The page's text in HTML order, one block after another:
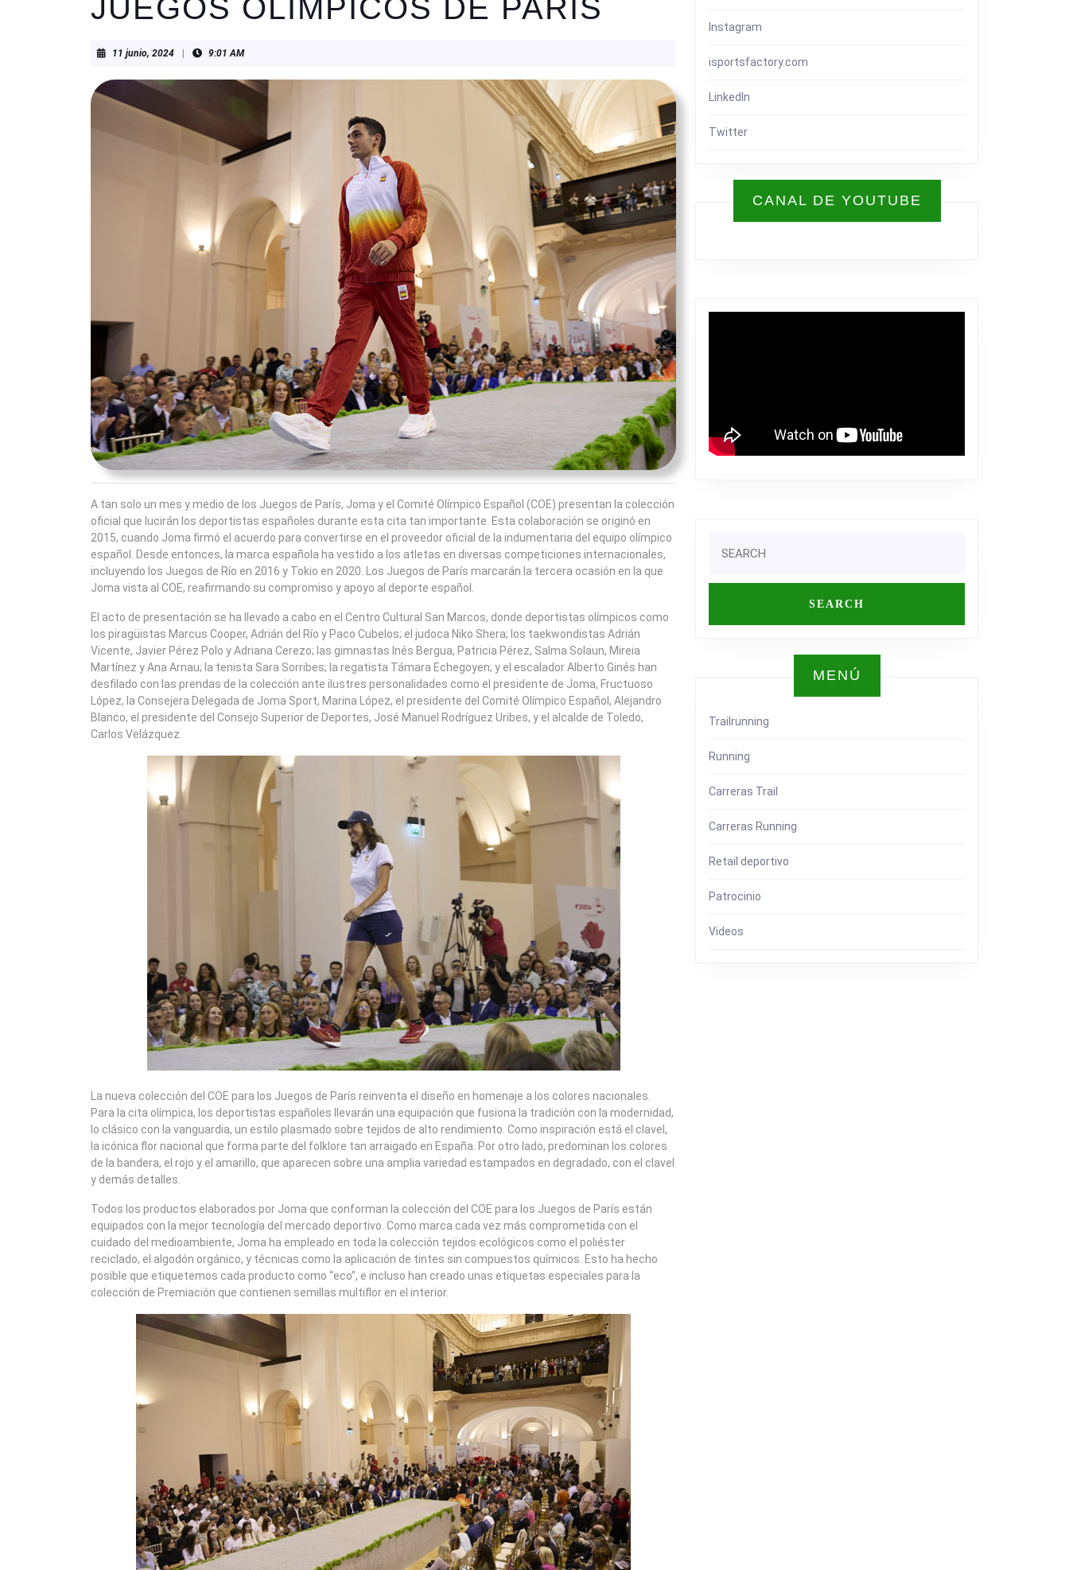
JUEGOS OLÍMPICOS DE PARÍS
11 junio, 202411
2024
9:01 AM
A tan solo un mes y medio de los Juegos de París, Joma y el Comité Olímpico Español (COE) presentan la colección
oficial que lucirán los deportistas españoles durante esta cita tan importante. Esta colaboración se originó en
2015, cuando Joma firmó el acuerdo para convertirse en el proveedor oficial de la indumentaria del equipo olímpico
español. Desde entonces, la marca española ha vestido a los atletas en diversas competiciones internacionales,
incluyendo los Juegos de Río en 2016 y Tokio en 2020. Los Juegos de París marcarán la tercera ocasión en la que
Joma vista al COE, reafirmando su compromiso y apoyo al deporte español.
El acto de presentación se ha llevado a cabo en el Centro Cultural San Marcos, donde deportistas olímpicos como
los piragüistas Marcus Cooper, Adrián del Río y Paco Cubelos; el judoca Niko Shera; los taekwondistas Adrián
Vicente, Javier Pérez Polo y Adriana Cerezo; las gimnastas Inés Bergua, Patricia Pérez, Salma Solaun, Mireia
Martínez y Ana Arnau; la tenista Sara Sorribes; la regatista Támara Echegoyen; y el escalador Alberto Ginés han
desfilado con las prendas de la colección ante ilustres personalidades como el presidente de Joma, Fructuoso
López, la Consejera Delegada de Joma Sport, Marina López, el presidente del Comité Olímpico Español, Alejandro
Blanco, el presidente del Consejo Superior de Deportes, José Manuel Rodríguez Uribes, y el alcalde de Toledo,
Carlos Velázquez.
La nueva colección del COE para los Juegos de París reinventa el diseño en homenaje a los colores nacionales.
Para la cita olímpica, los deportistas españoles llevarán una equipación que fusiona la tradición con la modernidad,
lo clásico con la vanguardia, un estilo plasmado sobre tejidos de alto rendimiento. Como inspiración está el clavel,
la icónica flor nacional que forma parte del folklore tan arraigado en España. Por otro lado, predominan los colores
de la bandera, el rojo y el amarillo, que aparecen sobre una amplia variedad estampados en degradado, con el clavel
y demás detalles.
Todos los productos elaborados por Joma que conforman la colección del COE para los Juegos de París están
equipados con la mejor tecnología del mercado deportivo. Como marca cada vez más comprometida con el
cuidado del medioambiente, Joma ha empleado en toda la colección tejidos ecológicos como el poliéster
reciclado, el algodón orgánico, y técnicas como la aplicación de tintes sin compuestos químicos. Esto ha hecho
posible que etiquetemos cada producto como “eco”, e incluso han creado unas etiquetas especiales para la
colección de Premiación que contienen semillas multiflor en el interior.
Instagram
isportsfactory.com
LinkedIn
Twitter
CANAL DE YOUTUBE
for:
MENÚ
Trailrunning
Running
Carreras Trail
Carreras Running
Retail deportivo
Patrocinio
Videos